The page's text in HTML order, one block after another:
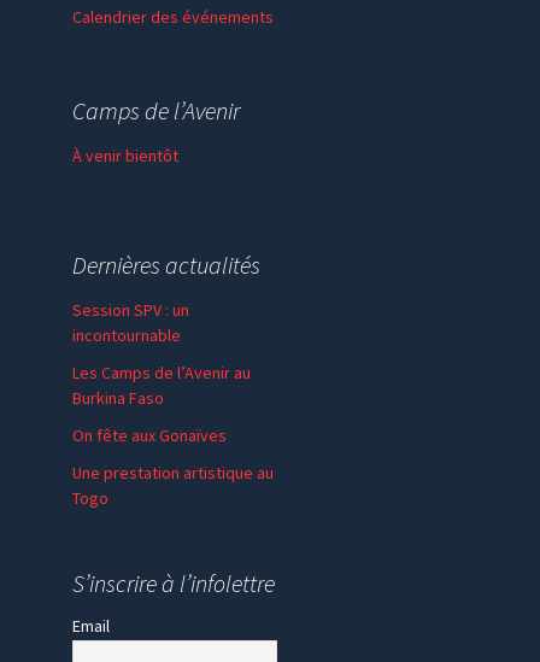
Calendrier des événements
Faire un don
Camps de l’Avenir
À venir bientôt
Dernières actualités
Session SPV : un
incontournable
Les Camps de l’Avenir au
Burkina Faso
On fête aux Gonaïves
Une prestation artistique au
Togo
S’inscrire à l’infolettre
Email